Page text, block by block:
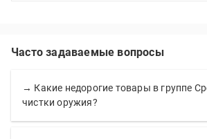
Часто задаваемые вопросы
→ Какие недорогие товары в группе
чистки оружия?